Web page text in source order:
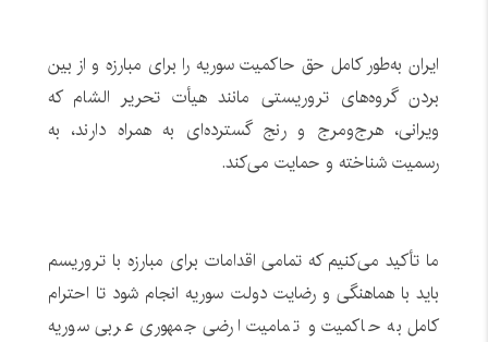
ایران به‌طور کامل حق حاکمیت سوریه را برای مبارزه و از بین
بردن گروه‌های تروریستی مانند هیأت تحریر الشام که
ویرانی، هرج‌ومرج و رنج گسترده‌ای به همراه دارند، به
رسمیت شناخته و حمایت می‌کند.
ما تأکید می‌کنیم که تمامی اقدامات برای مبارزه با تروریسم
باید با هماهنگی و رضایت دولت سوریه انجام شود تا احترام
کامل به حاکمیت و تمامیت ارضی جمهوری عربی سوریه